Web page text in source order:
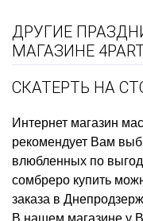
ДРУГИЕ
МАГАЗИНЕ
СКАТЕРТЬ НА
Интернет магазин
рекомендует Вам
влюбленных по
сомбреро купить
заказа в
В нашем магазине у